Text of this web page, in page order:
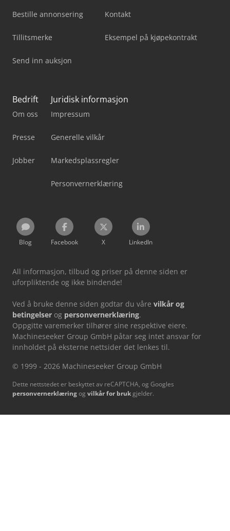
Bestille annonsering
Tillitsmerke
Send inn auksjon
Kontakt
Eksempel på kjøpekontrakt
Bedrift
Om oss
Presse
Jobber
Juridisk informasjon
Impressum
Generelle vilkår
Markedsplassregler
Personvernerklæring
Blog Facebook X LinkedIn
All informasjon, tilbud og priser på denne siden er
uforpliktende og ikke bindende!
Ved å bruke denne siden godtar du våre vilkår og
betingelser og personvernerklæring.
Oppgitte varemerker tilhører sine respektive eiere.
Machineseeker Group GmbH påtar seg intet ansvar for
innholdet på eksterne nettsider det lenkes til.
© 1999 - 2026 Machineseeker Group GmbH
Dette nettstedet er beskyttet av reCAPTCHA, og Googles
personvernerklæringog vilkår for bruk gjelder.